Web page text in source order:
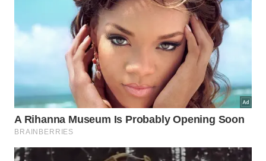
o caso da Alemanha.
Porém, em 2019, a Food and Drug Administration
(FDA) – órgão norte-americano que faz o controle
de medicamentos e alimentos – alertou contra o uso
da terapia com ozônio.
O motivo é o mesmo que deixa entidade médicas
brasileiras com o pé atrás: a falta de um volume
suficiente de trabalhos científicos para concluir que
é eficaz ou segura para uso médico.